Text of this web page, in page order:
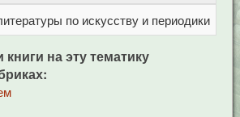
по искусству и периодики
книги на эту тематику